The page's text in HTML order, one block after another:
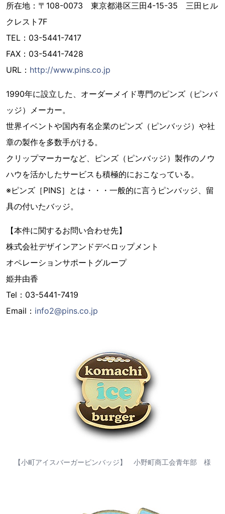
所在地：〒108-0073 東京都港区三田4-15-35 三田ヒル
クレスト7F
TEL：03-5441-7417
FAX：03-5441-7428
URL： http://www.pins.co.jp
1990年に設立した、オーダーメイド専門のピンズ（ピンバ
ッジ）メーカー。
世界イベントや国内有名企業のピンズ（ピンバッジ）や社
章の製作を多数手がける。
クリップマーカーなど、ピンズ（ピンバッジ）製作のノウ
ハウを活かしたサービスも積極的におこなっている。
※ピンズ［PINS］とは・・・一般的に言うピンバッジ、留
具の付いたバッジ。
【本件に関するお問い合わせ先】
株式会社デザインアンドデベロップメント
オペレーションサポートグループ
姫井由香
Tel：03-5441-7419
Email： info2@pins.co.jp
【小町アイスバーガーピンバッジ】 小野町商工会青年部 様